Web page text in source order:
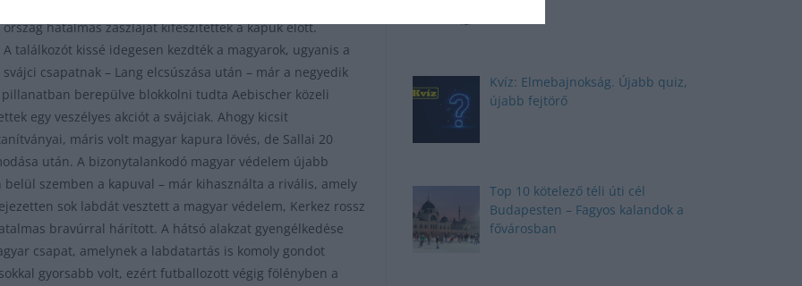
ország hatalmas zászlaját kifeszítették a kapuk előtt.
A találkozót kissé idegesen kezdték a magyarok, ugyanis a
svájci csapatnak – Lang elcsúszása után – már a negyedik
berepülve blokkolni tudta Aebischer közeli
egy veszélyes akciót a svájciak. Ahogy kicsit
máris volt magyar kapura lövés, de Sallai 20
után. A bizonytalankodó magyar védelem újabb
szemben a kapuval – már kihasználta a rivális, amely
sok labdát vesztett a magyar védelem, Kerkez rossz
bravúrral hárított. A hátsó alakzat gyengélkedése
csapat, amelynek a labdatartás is komoly gondot
gyorsabb volt, ezért futballozott végig fölényben a
Kvíz: Elmebajnokság. Újabb quiz,
újabb fejtörő
Top 10 kötelező téli úti cél
Budapesten – Fagyos kalandok a
fővárosban